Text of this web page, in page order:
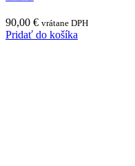
90,00 € vrátane DPH
Pridať do košíka